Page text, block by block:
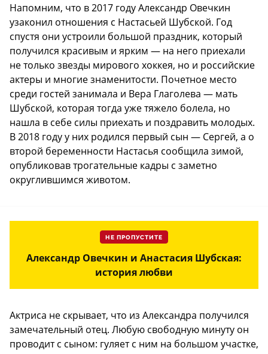
Напомним, что в 2017 году Александр Овечкин
узаконил отношения с Настасьей Шубской. Год
спустя они устроили большой праздник, который
получился красивым и ярким — на него приехали
не только звезды мирового хоккея, но и российские
актеры и многие знаменитости. Почетное место
среди гостей занимала и Вера Глаголева — мать
Шубской, которая тогда уже тяжело болела, но
нашла в себе силы приехать и поздравить молодых.
В 2018 году у них родился первый сын — Сергей, а о
второй беременности Настасья сообщила зимой,
опубликовав трогательные кадры с заметно
округлившимся животом.
НЕ ПРОПУСТИТЕ
Александр Овечкин и Анастасия Шубская:
история любви
Актриса не скрывает, что из Александра получился
замечательный отец. Любую свободную минуту он
проводит с сыном: гуляет с ним на большом участке,